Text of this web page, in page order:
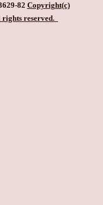
82 Copyright(c)
rights reserved.